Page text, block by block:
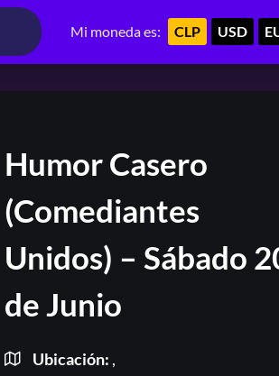
Mi moneda es: CLP USD
Humor Casero
(Comediantes
Unidos) – Sábado
de Junio
Ubicación: ,